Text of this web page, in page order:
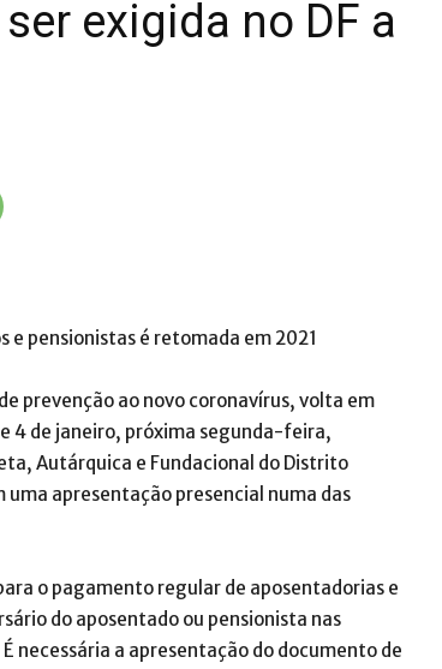
exigida no DF a
e pensionistas é retomada em 2021
prevenção ao novo coronavírus, volta em
4 de janeiro, próxima segunda-feira,
Autárquica e Fundacional do Distrito
apresentação presencial numa das
o pagamento regular de aposentadorias e
do aposentado ou pensionista nas
É necessária a apresentação do documento de